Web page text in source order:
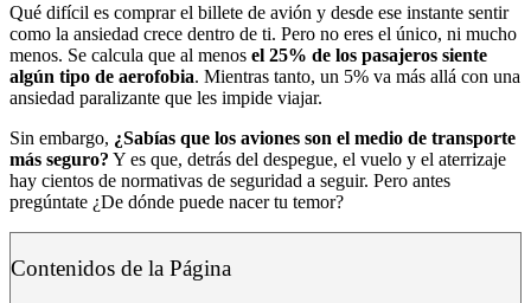
Qué difícil es comprar el billete de avión y desde ese instante sentir
como la ansiedad crece dentro de ti. Pero no eres el único, ni mucho
menos. Se calcula que al menos el 25% de los pasajeros siente
algún tipo de aerofobia. Mientras tanto, un 5% va más allá con una
ansiedad paralizante que les impide viajar.
Sin embargo, ¿Sabías que los aviones son el medio de transporte
más seguro? Y es que, detrás del despegue, el vuelo y el aterrizaje
hay cientos de normativas de seguridad a seguir. Pero antes
pregúntate ¿De dónde puede nacer tu temor?
Contenidos de la Página